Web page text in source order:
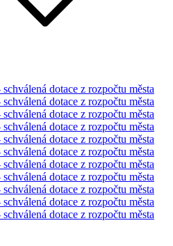
dotace z rozpočtu města
dotace z rozpočtu města
dotace z rozpočtu města
dotace z rozpočtu města
dotace z rozpočtu města
dotace z rozpočtu města
dotace z rozpočtu města
dotace z rozpočtu města
dotace z rozpočtu města
dotace z rozpočtu města
dotace z rozpočtu města